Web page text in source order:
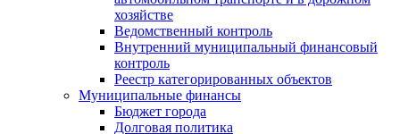
хозяйстве
Ведомственный контроль
Внутренний муниципальный финансовый
контроль
Реестр категорированных объектов
Муниципальные финансы
Бюджет города
Долговая политика